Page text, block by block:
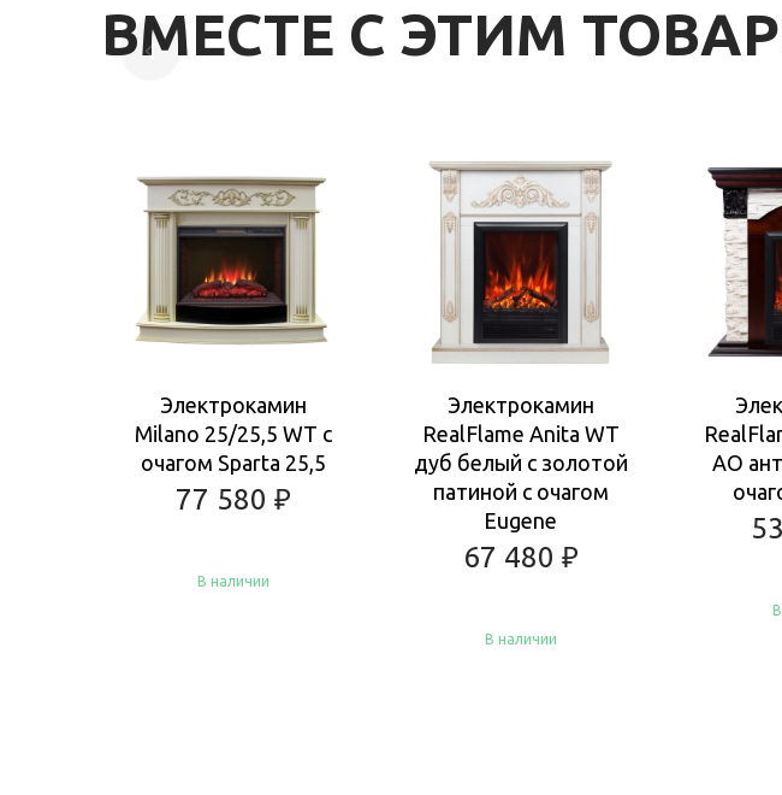
ВМЕСТЕ С ЭТИМ
Электрокамин
Milano 25/25,5 WT с
очагом Sparta 25,5
77 580 ₽
В наличии
Электрокамин
RealFlame Anita WT
дуб белый с золотой
патиной с очагом
Eugene
67 480 ₽
В наличии
AO